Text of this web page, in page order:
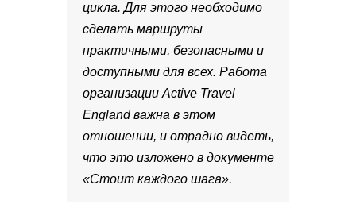
цикла. Для этого необходимо
сделать маршруты
практичными, безопасными и
доступными для всех. Работа
организации Active Travel
England важна в этом
отношении, и отрадно видеть,
что это изложено в документе
«Стоит каждого шага».